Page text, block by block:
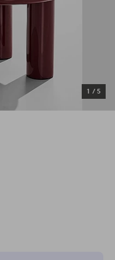
1 / 5